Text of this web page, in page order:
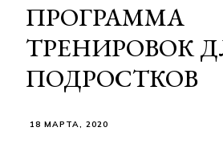
ПРОГРАММА
ТРЕНИРОВОК
ПОДРОСТКОВ
18 МАРТА, 2020